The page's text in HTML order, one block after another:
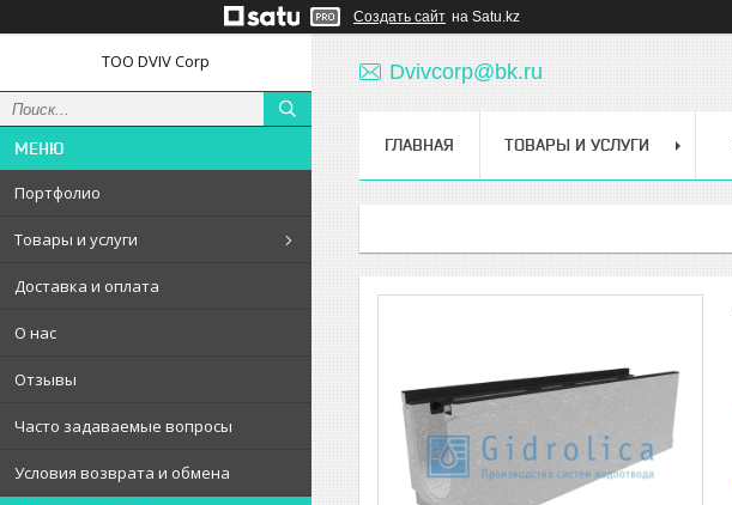
Создать сайт на Satu.kz
ТОО DVIV Corp
Портфолио
Товары и услуги
Доставка и оплата
О нас
Отзывы
Часто задаваемые вопросы
Условия возврата и обмена
Dvivcorp@bk.ru
ГЛАВНАЯ ТОВАРЫ И УСЛУГИ